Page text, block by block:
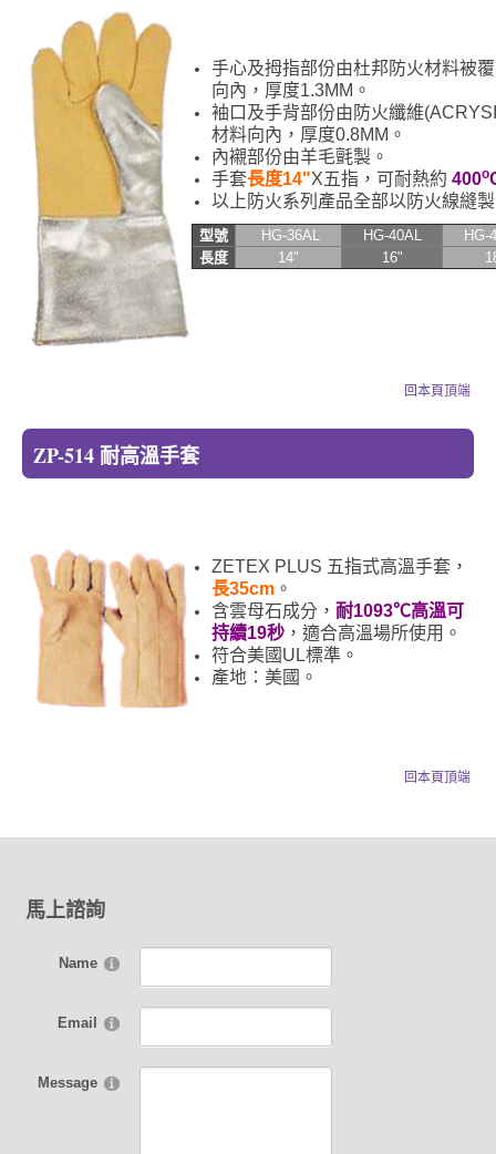
手心及拇指部份由杜邦防火材料被
向內，厚度1.3MM。
袖口及手背部份由防火纖維
材料向內，厚度0.8MM。
內襯部份由羊毛氈製。
手套長度14"X五指，可耐熱約 400o
以上防火系列產品全部以防火線縫
型號 HG-36AL HG-40AL
HG-
長度
14" 16"
回本頁頂端
ZP-514 耐高溫手套
ZETEX PLUS 五指式高溫手套，
長35cm 。
含雲母石成分， 耐1093℃高溫可
持續19秒 ，適合高溫場所使用。
符合美國UL標準。
產地：美國。
回本頁頂端
馬上諮詢
Name
Email
Message